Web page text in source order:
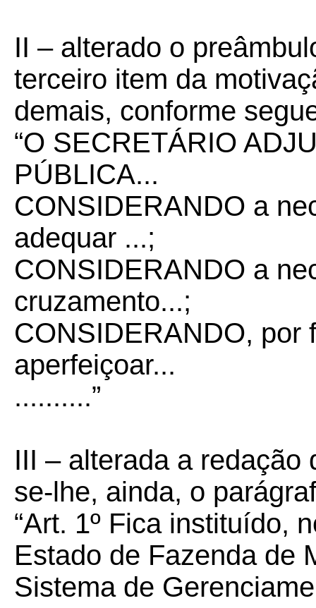
II – alterado o
terceiro item da
demais, conforme
“O SECRETÁRIO
PÚBLICA...
CONSIDERANDO a
adequar ...;
CONSIDERANDO a
cruzamento...;
CONSIDERANDO, por
aperfeiçoar...
..........”
III – alterada a redação
se-lhe, ainda, o
“Art. 1º Fica instituído,
Estado de Fazenda de
Sistema de